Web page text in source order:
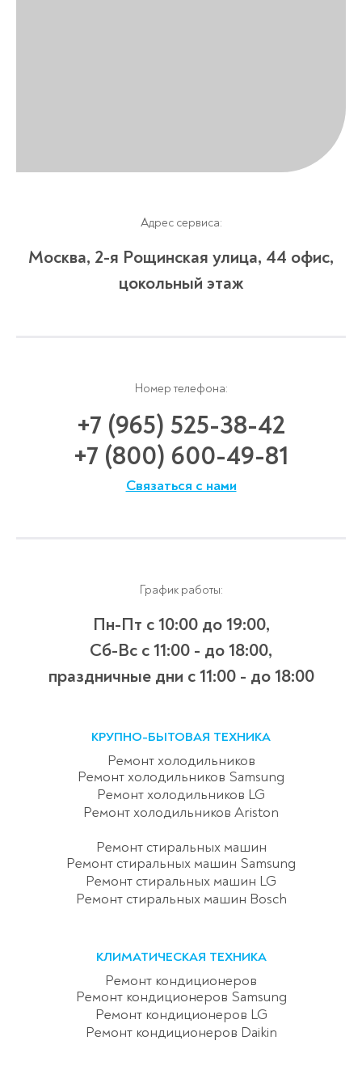
Адрес сервиса:
Москва, 2-я Рощинская улица, 4​4 офис,
цокольный этаж
Номер телефона:
+7 (965) 525-38-42
+7 (800) 600-49-81
Связаться с нами
График работы:
Пн-Пт с 10:00 до 19:00,
Сб-Вс с 11:00 - до 18:00,
праздничные дни с 11:00 - до 18:00
КРУПНО-БЫТОВАЯ ТЕХНИКА
Ремонт холодильников
Ремонт холодильников Samsung
Ремонт холодильников LG
Ремонт холодильников Ariston
Ремонт стиральных машин
Ремонт стиральных машин Samsung
Ремонт стиральных машин LG
Ремонт стиральных машин Bosch
КЛИМАТИЧЕСКАЯ ТЕХНИКА
Ремонт кондиционеров
Ремонт кондиционеров Samsung
Ремонт кондиционеров LG
Ремонт кондиционеров Daikin